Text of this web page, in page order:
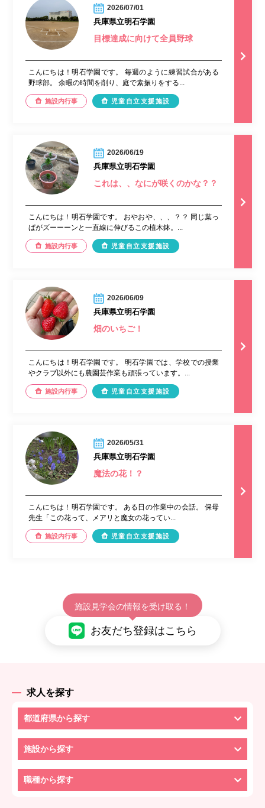
2026/07/01
兵庫県立明石学園
目標達成に向けて全員野球
こんにちは！明石学園です。 毎週のように練習試合がある
野球部。 余暇の時間を削り、庭で素振りをする...
施設内行事 児童自立支援施設
2026/06/19
兵庫県立明石学園
これは、、なにが咲くのかな？？
こんにちは！明石学園です。 おやおや、、、？？ 同じ葉っ
ぱがズーーーンと一直線に伸びるこの植木鉢。...
施設内行事 児童自立支援施設
2026/06/09
兵庫県立明石学園
畑のいちご！
こんにちは！明石学園です。 明石学園では、学校での授業
やクラブ以外にも農園芸作業も頑張っています。...
施設内行事 児童自立支援施設
2026/05/31
兵庫県立明石学園
魔法の花！？
こんにちは！明石学園です。 ある日の作業中の会話。 保母
先生「この花って、メアリと魔女の花ってい...
施設内行事 児童自立支援施設
施設見学会の情報を受け取る！
お友だち登録はこちら
求人を探す
都道府県から探す
施設から探す
職種から探す